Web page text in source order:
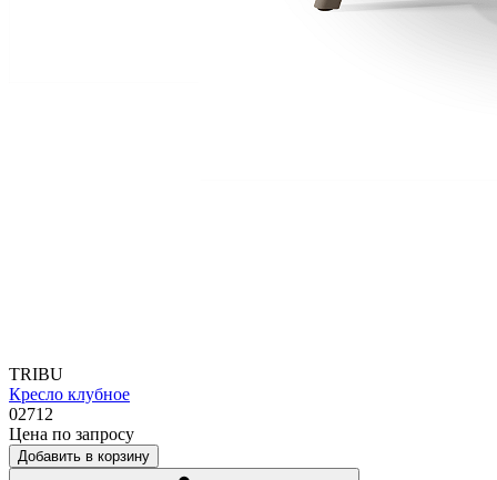
TRIBU
Кресло клубное
02712
Цена по запросу
Добавить в корзину